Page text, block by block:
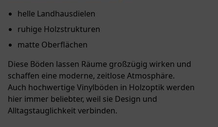
helle Landhausdielen
ruhige Holzstrukturen
matte Oberflächen
Diese Böden lassen Räume großzügig wirken und
schaffen eine moderne, zeitlose Atmosphäre.
Auch hochwertige Vinylböden in Holzoptik werden
hier immer beliebter, weil sie Design und
Alltagstauglichkeit verbinden.